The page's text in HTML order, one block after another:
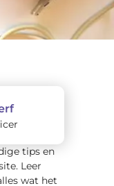
tips en
Leer
wat het